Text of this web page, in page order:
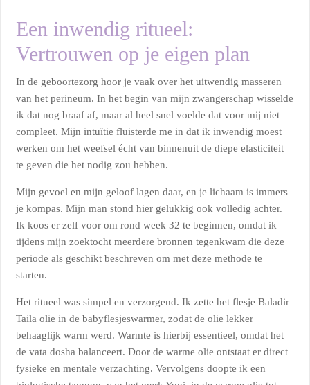
Een inwendig ritueel:
Vertrouwen op je eigen plan
In de geboortezorg hoor je vaak over het uitwendig masseren
van het perineum. In het begin van mijn zwangerschap wisselde
ik dat nog braaf af, maar al heel snel voelde dat voor mij niet
compleet. Mijn intuïtie fluisterde me in dat ik inwendig moest
werken om het weefsel écht van binnenuit de diepe elasticiteit
te geven die het nodig zou hebben.
Mijn gevoel en mijn geloof lagen daar, en je lichaam is immers
je kompas. Mijn man stond hier gelukkig ook volledig achter.
Ik koos er zelf voor om rond week 32 te beginnen, omdat ik
tijdens mijn zoektocht meerdere bronnen tegenkwam die deze
periode als geschikt beschreven om met deze methode te
starten.
Het ritueel was simpel en verzorgend. Ik zette het flesje Baladir
Taila olie in de babyflesjeswarmer, zodat de olie lekker
behaaglijk warm werd. Warmte is hierbij essentieel, omdat het
de vata dosha balanceert. Door de warme olie ontstaat er direct
fysieke en mentale verzachting. Vervolgens doopte ik een